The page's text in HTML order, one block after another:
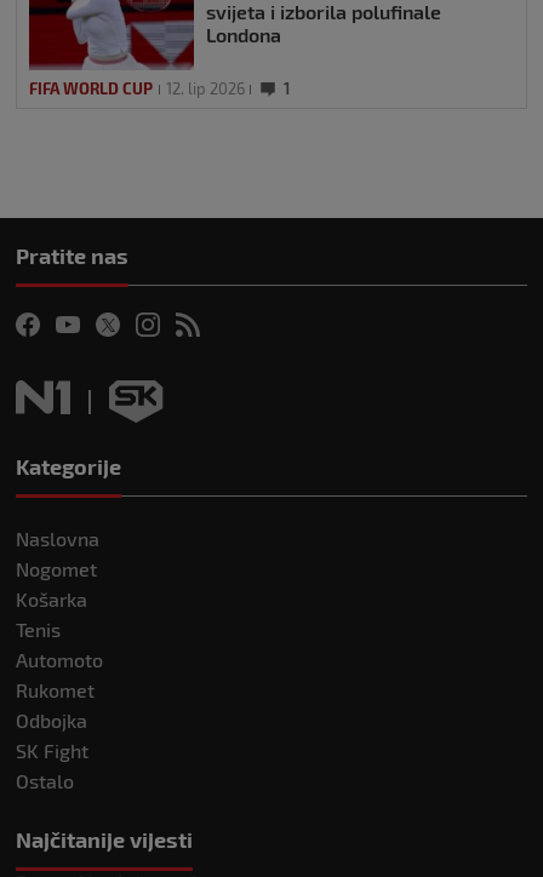
svijeta i izborila polufinale
Londona
FIFA WORLD CUP 12. lip 2026 1
Pratite nas
Kategorije
Naslovna
Nogomet
Košarka
Tenis
Automoto
Rukomet
Odbojka
SK Fight
Ostalo
Najčitanije vijesti